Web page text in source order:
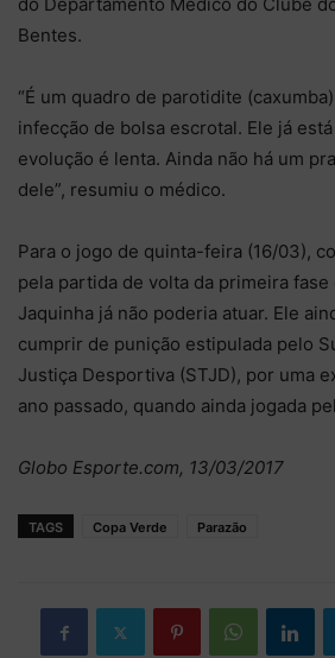
Bentes.
“É um quadro de parotidite
infecção de bolsa escrotal. Ele já
evolução é lenta. Ainda não há um
dele”, resumiu o médico.
Para o jogo de quinta-feira (16/03),
pela partida de volta da primeira fase
Jaquinha já não poderia atuar. Ele
cumprir de punição estipulada pelo
Justiça Desportiva (STJD), por uma
ano passado, quando ainda jogada
Globo Esporte.com, 13/03/2017
TAGS Copa Verde Parazão